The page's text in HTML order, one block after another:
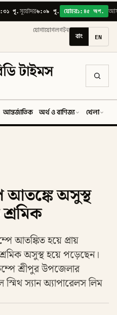
পূ.সূর্যোদয়৬:০৯ পূ. যোহর১:৪৫ অপ.
যোগাযোগলগইন
বাং EN
টাইমস
আন্তর্জাতিক অর্থ ও বাণিজ্য খেলা
আতঙ্কে অসুস্থ
আতঙ্কিত হয়ে প্রায়
অসুস্থ হয়ে পড়েছেন।
শ্রীপুর উপজেলার
স্যান অ্যাপারেলস লিম